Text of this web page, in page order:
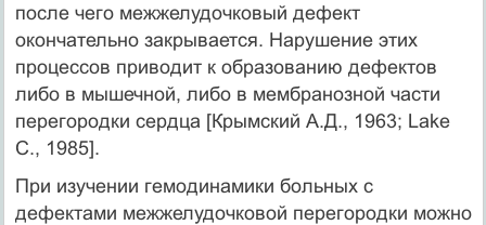
после чего межжелудочковый дефект
окончательно закрывается. Нарушение этих
процессов приводит к образованию дефектов
либо в мышечной, либо в мембранозной части
перегородки сердца [Крымский А.Д., 1963; Lake
С., 1985].
При изучении гемодинамики больных с
дефектами межжелудочковой перегородки можно